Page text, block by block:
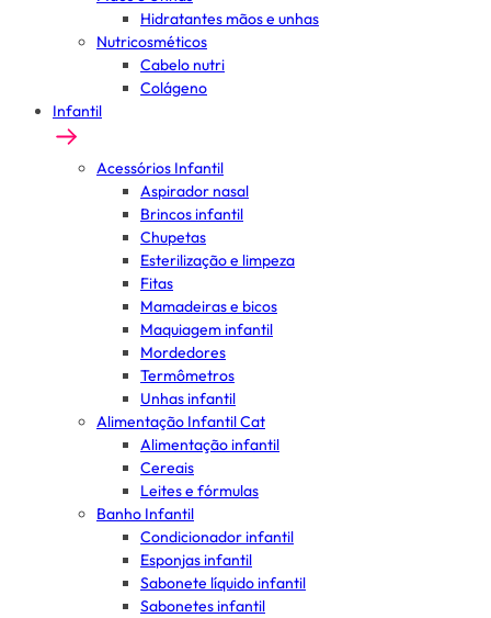
Hidratantes mãos e unhas
Nutricosméticos
Cabelo nutri
Colágeno
Infantil
Acessórios Infantil
Aspirador nasal
Brincos infantil
Chupetas
Esterilização e limpeza
Fitas
Mamadeiras e bicos
Maquiagem infantil
Mordedores
Termômetros
Unhas infantil
Alimentação Infantil Cat
Alimentação infantil
Cereais
Leites e fórmulas
Banho Infantil
Condicionador infantil
Esponjas infantil
Sabonete líquido infantil
Sabonetes infantil